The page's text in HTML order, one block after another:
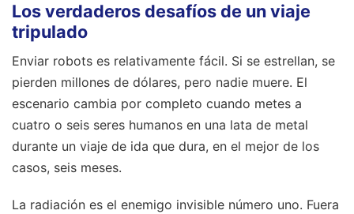
Los verdaderos desafíos de un viaje
tripulado
Enviar robots es relativamente fácil. Si se estrellan, se
pierden millones de dólares, pero nadie muere. El
escenario cambia por completo cuando metes a
cuatro o seis seres humanos en una lata de metal
durante un viaje de ida que dura, en el mejor de los
casos, seis meses.
La radiación es el enemigo invisible número uno. Fuera